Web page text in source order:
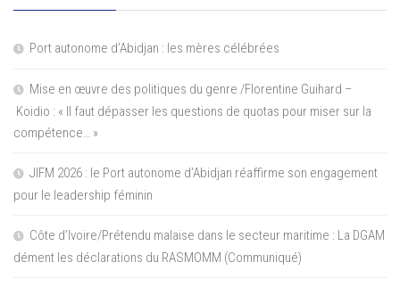
Port autonome d’Abidjan : les mères célébrées
Mise en œuvre des politiques du genre /Florentine Guihard –
Koidio : « Il faut dépasser les questions de quotas pour miser sur la
compétence… »
JIFM 2026 : le Port autonome d’Abidjan réaffirme son engagement
pour le leadership féminin
Côte d’Ivoire/Prétendu malaise dans le secteur maritime : La DGAM
dément les déclarations du RASMOMM (Communiqué)